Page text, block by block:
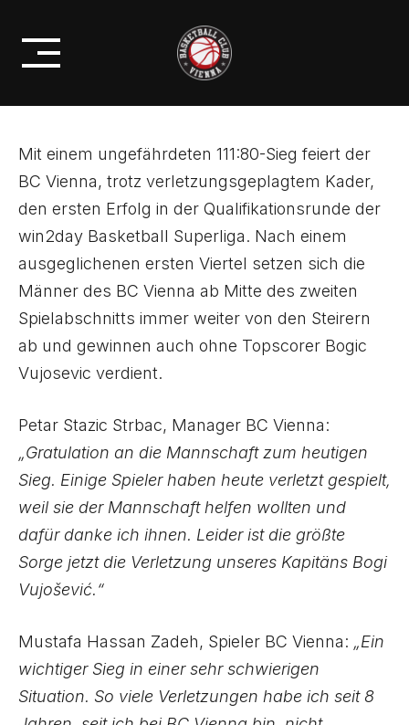
content
BC VIENNA ZERLEGT
FÜRSTENFELD PANTHERS
Mit einem ungefährdeten 111:80-Sieg feiert der
BC Vienna, trotz verletzungsgeplagtem Kader,
den ersten Erfolg in der Qualifikationsrunde der
win2day Basketball Superliga. Nach einem
ausgeglichenen ersten Viertel setzen sich die
Männer des BC Vienna ab Mitte des zweiten
Spielabschnitts immer weiter von den Steirern
ab und gewinnen auch ohne Topscorer Bogic
Vujosevic verdient.
Petar Stazic Strbac, Manager BC Vienna:
„Gratulation an die Mannschaft zum heutigen
Sieg. Einige Spieler haben heute verletzt gespielt,
weil sie der Mannschaft helfen wollten und
dafür danke ich ihnen. Leider ist die größte
Sorge jetzt die Verletzung unseres Kapitäns Bogi
Vujošević.“
Mustafa Hassan Zadeh, Spieler BC Vienna: „Ein
wichtiger Sieg in einer sehr schwierigen
Situation. So viele Verletzungen habe ich seit 8